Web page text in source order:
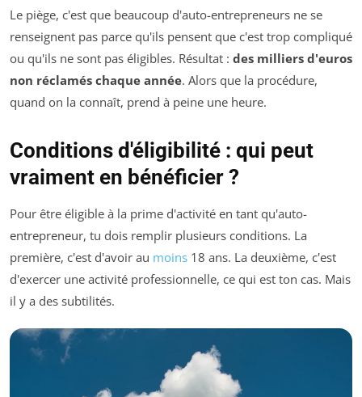
Le piège, c'est que beaucoup d'auto-entrepreneurs ne se
renseignent pas parce qu'ils pensent que c'est trop compliqué
ou qu'ils ne sont pas éligibles. Résultat : des milliers d'euros
non réclamés chaque année. Alors que la procédure,
quand on la connaît, prend à peine une heure.
Conditions d'éligibilité : qui peut
vraiment en bénéficier ?
Pour être éligible à la prime d'activité en tant qu'auto-
entrepreneur, tu dois remplir plusieurs conditions. La
première, c'est d'avoir au moins 18 ans. La deuxième, c'est
d'exercer une activité professionnelle, ce qui est ton cas. Mais
il y a des subtilités.